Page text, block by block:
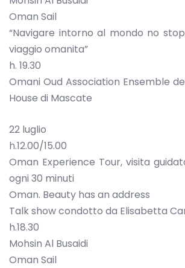
Oman Sail
“Navigare intorno al mondo no
viaggio omanita”
h. 19.30
Omani Oud Association Ensemble
House di Mascate
22 luglio
h.12.00/15.00
Oman Experience Tour, visita
ogni 30 minuti
Oman. Beauty has an address
Talk show condotto da Elisabetta
h.18.30
Mohsin Al Busaidi
Oman Sail